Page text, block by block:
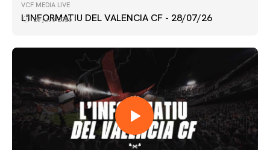
VCF MEDIA LIVE
L'INFORMATIU DEL VALENCIA CF - 28/07/26
28 julio 2026